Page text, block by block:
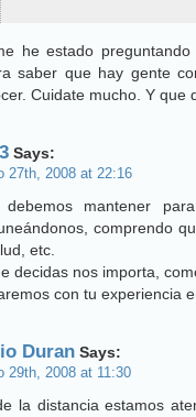
he estado
saber que hay gente
Cuidate mucho. Y que
Says:
27th, 2008 at 22:16
debemos mantener
comprendo
etc.
decidas nos importa,
con tu experiencia
Duran Says:
29th, 2008 at 11:30
la distancia estamos